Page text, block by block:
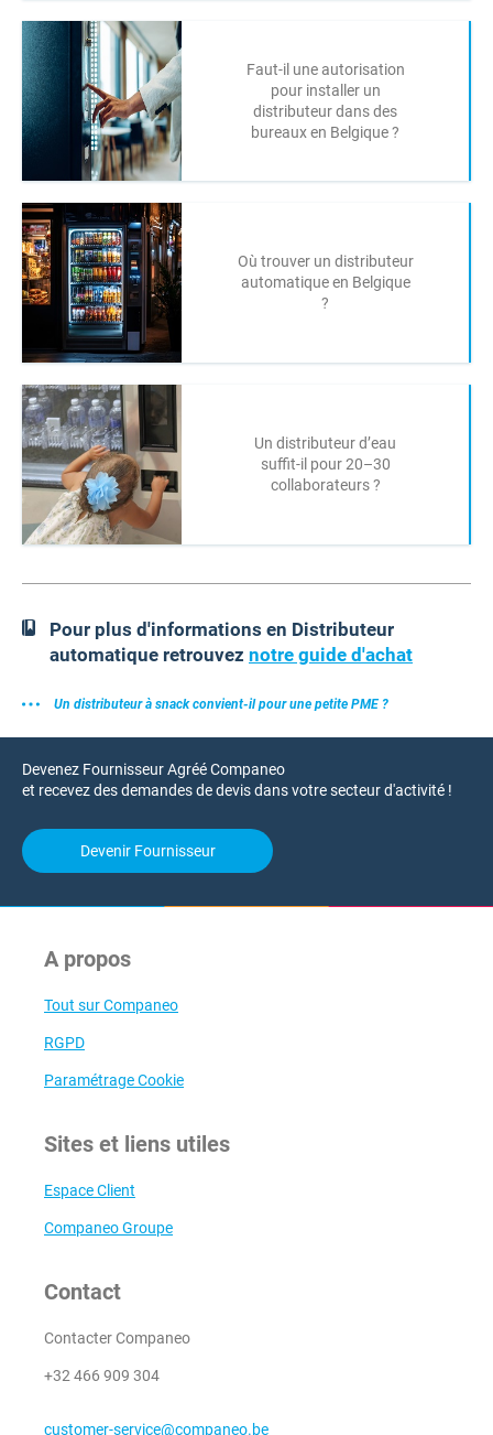
Faut-il une autorisation
pour installer un
distributeur dans des
bureaux en Belgique ?
Où trouver un distributeur
automatique en Belgique
?
Un distributeur d’eau
suffit-il pour 20–30
collaborateurs ?
Pour plus d'informations en Distributeur
automatique retrouvez notre guide d'achat
Un distributeur à snack convient-il pour une petite PME ?
Devenez Fournisseur Agréé Companeo
et recevez des demandes de devis dans votre secteur d'activité !
Devenir Fournisseur
A propos
Tout sur Companeo
RGPD
Paramétrage Cookie
Sites et liens utiles
Espace Client
Companeo Groupe
Contact
Contacter Companeo
+32 466 909 304
customer-service@companeo.be